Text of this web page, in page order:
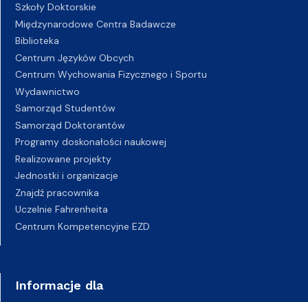
Szkoły Doktorskie
Międzynarodowe Centra Badawcze
Biblioteka
Centrum Języków Obcych
Centrum Wychowania Fizycznego i Sportu
Wydawnictwo
Samorząd Studentów
Samorząd Doktorantów
Programy doskonałości naukowej
Realizowane projekty
Jednostki i organizacje
Znajdź pracownika
Uczelnie Fahrenheita
Centrum Kompetencyjne EZD
Informacje dla